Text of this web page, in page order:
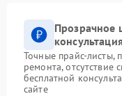
Прозрачное
Точные прайс-листы,
ремонта, отсутствие
бесплатной
сайте